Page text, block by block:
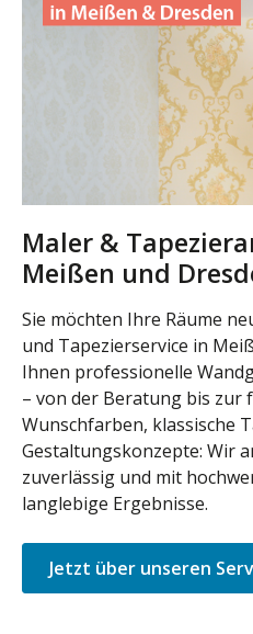
Maler &
Meißen und
Sie möchten Ihre Räume
und Tapezierservice in
Ihnen professionelle
– von der Beratung bis zur
Wunschfarben, klassische
Gestaltungskonzepte: Wir
zuverlässig und mit
langlebige Ergebnisse.
Jetzt über unseren